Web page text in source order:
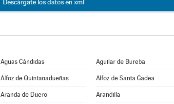
Descárgate los datos en xml
Aguas Cándidas Aguilar de Bureba
Alfoz de Quintanadueñas Alfoz de Santa Gadea
Aranda de Duero Arandilla